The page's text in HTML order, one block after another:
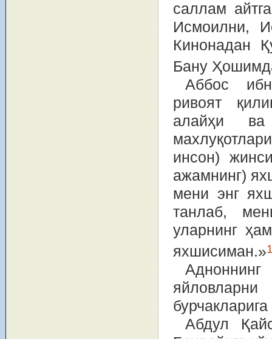
саллам
Исмоилни,
Кинонадан
Бану
Аббос
ривоят
алайҳи
инсон)
ажамнинг)
мени энг
танлаб,
уларнинг
яхшисиман.»
Абдул